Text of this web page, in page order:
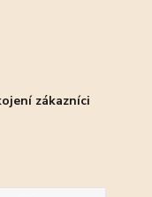
zákazníci